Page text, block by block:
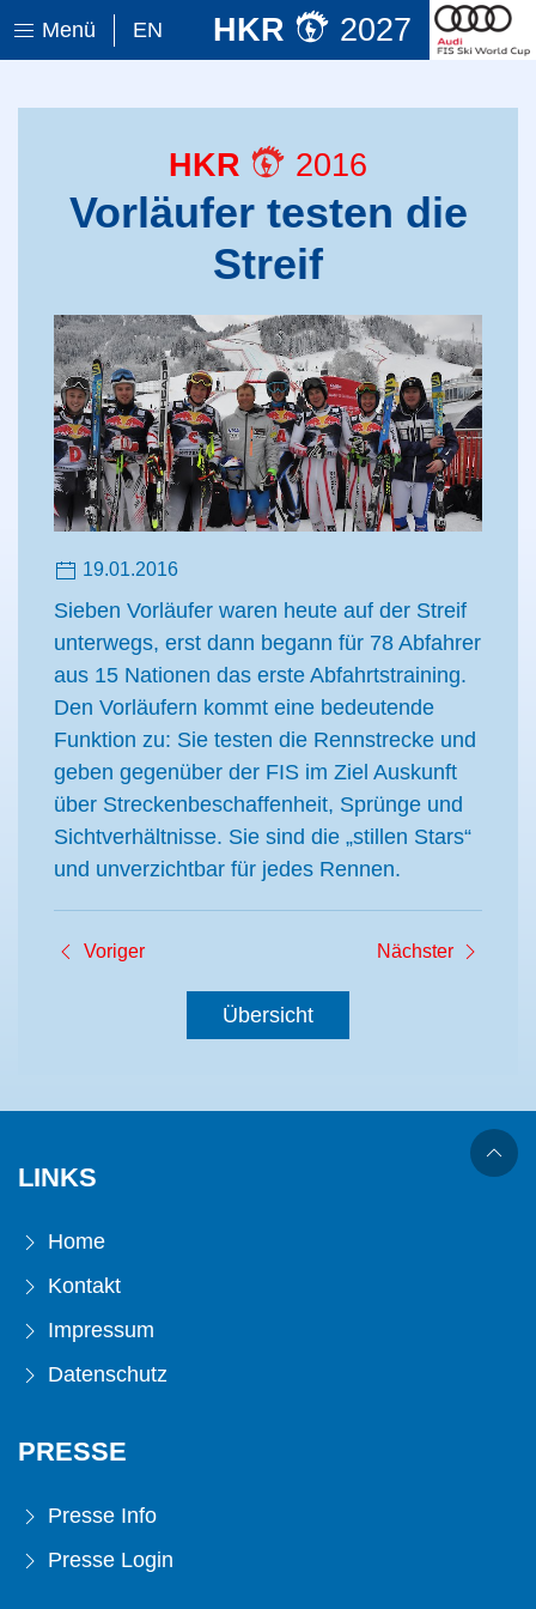
Menü EN HKR 2027
HKR 2016
Vorläufer testen die
Streif
19.01.2016
Sieben Vorläufer waren heute auf der Streif
unterwegs, erst dann begann für 78 Abfahrer
aus 15 Nationen das erste Abfahrtstraining.
Den Vorläufern kommt eine bedeutende
Funktion zu: Sie testen die Rennstrecke und
geben gegenüber der FIS im Ziel Auskunft
über Streckenbeschaffenheit, Sprünge und
Sichtverhältnisse. Sie sind die „stillen Stars“
und unverzichtbar für jedes Rennen.
Voriger Nächster
Übersicht
LINKS
Home
Kontakt
Impressum
Datenschutz
PRESSE
Presse Info
Presse Login